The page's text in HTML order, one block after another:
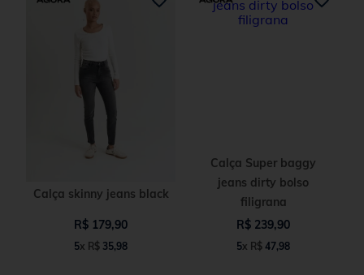
Calça skinny jeans black
R$ 179,90
5x R$ 35,98
Calça Super baggy
jeans dirty bolso
filigrana
R$ 239,90
5x R$ 47,98